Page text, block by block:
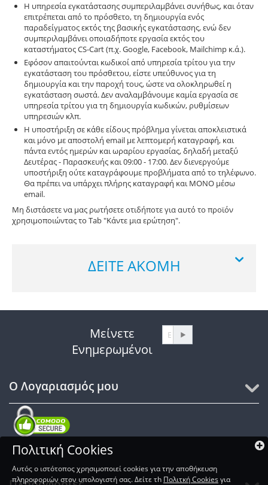
Η υπηρεσία εγκατάστασης συμπεριλαμβάνει συνήθως, και όταν
επιτρέπεται από το πρόσθετο, τη δημιουργία ενός
παραδείγματος εκτός της βασικής εγκατάστασης, ενώ δεν
συμπεριλαμβάνει οποιαδήποτε εργασία εκτός του
καταστήματος CS-Cart (π.χ. Google, Facebook, Mailchimp κ.ά.).
Εφόσον απαιτούνται κωδικοί από υπηρεσία τρίτου για την
εγκατάσταση του πρόσθετου, είστε υπεύθυνος για τη
δημιουργία και την παροχή τους, ώστε να ολοκληρωθεί η
εγκατάσταση σωστά. Δεν αναλαμβάνουμε καμία εργασία σε
υπηρεσία τρίτου για τη δημιουργία κωδικών, ρυθμίσεων
υπηρεσιών κλπ.
Η υποστήριξη σε κάθε είδους πρόβλημα γίνεται αποκλειστικά
και μόνο με αποστολή email με λεπτομερή καταγραφή, και
πάντα εντός ημερών και ωραρίου εργασίας, δηλαδή μεταξύ
Δευτέρας - Παρασκευής και 09:00 - 17:00. Δεν διενεργούμε
υποστήριξη ούτε καταγράφουμε προβλήματα από το τηλέφωνο.
Θα πρέπει να υπάρχει πλήρης καταγραφή και ΜΟΝΟ μέσω
email.
Μη διστάσετε να μας ρωτήσετε οτιδήποτε για αυτό το προϊόν
χρησιμοποιώντας το Tab "Κάντε μια ερώτηση".
ΔΕΊΤΕ ΑΚΌΜΗ
Μείνετε
Ενημερωμένοι
Ο Λογαριασμός μου
SSL Certificates
Πολιτική Cookies
Αυτός ο ιστότοπος χρησιμοποιεί cookies για την αποθήκευση
πληροφοριών στον υπολογιστή σας. Δείτε τh Πολιτκή Cookies για